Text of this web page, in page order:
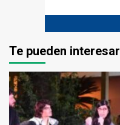
Te pueden interesar